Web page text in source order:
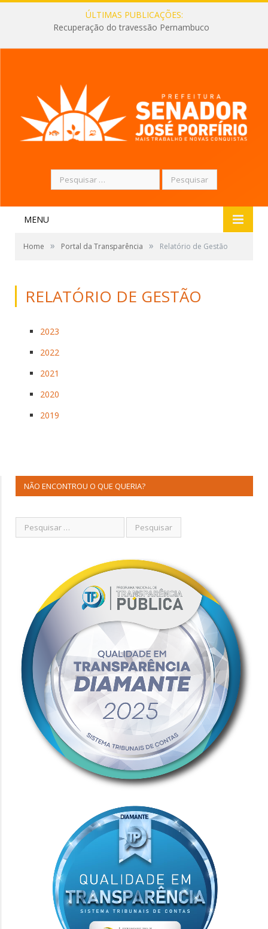
ÚLTIMAS PUBLICAÇÕES:
Recuperação do travessão Pernambuco
Pesquisar
por:
MENU
Home » Portal da Transparência » Relatório de Gestão
RELATÓRIO DE GESTÃO
2023
2022
2021
2020
2019
NÃO ENCONTROU O QUE QUERIA?